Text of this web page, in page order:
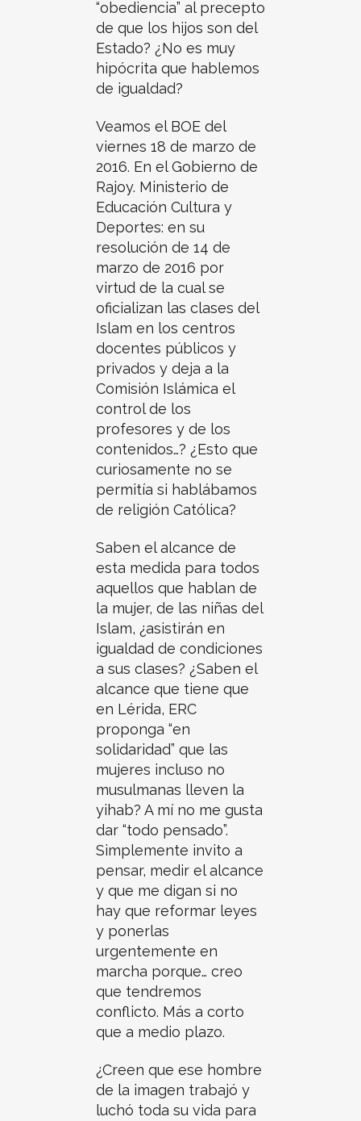
“obediencia” al precepto
de que los hijos son del
Estado? ¿No es muy
hipócrita que hablemos
de igualdad?
Veamos el BOE del
viernes 18 de marzo de
2016. En el Gobierno de
Rajoy. Ministerio de
Educación Cultura y
Deportes: en su
resolución de 14 de
marzo de 2016 por
virtud de la cual se
oficializan las clases del
Islam en los centros
docentes públicos y
privados y deja a la
Comisión Islámica el
control de los
profesores y de los
contenidos…? ¿Esto que
curiosamente no se
permitía si hablábamos
de religión Católica?
Saben el alcance de
esta medida para todos
aquellos que hablan de
la mujer, de las niñas del
Islam, ¿asistirán en
igualdad de condiciones
a sus clases? ¿Saben el
alcance que tiene que
en Lérida, ERC
proponga “en
solidaridad” que las
mujeres incluso no
musulmanas lleven la
yihab? A mí no me gusta
dar “todo pensado”.
Simplemente invito a
pensar, medir el alcance
y que me digan si no
hay que reformar leyes
y ponerlas
urgentemente en
marcha porque… creo
que tendremos
conflicto. Más a corto
que a medio plazo.
¿Creen que ese hombre
de la imagen trabajó y
luchó toda su vida para